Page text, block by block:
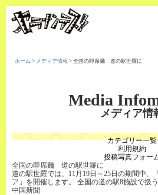
ホーム > メディア情報 > 全国の即席麺 道の駅世羅に
Media
メディア情
カテゴリー一覧
利用規約
投稿写真フォー
全国の即席麺 道の駅世羅に
道の駅世羅では、11月19日～25日の期間中、
ア」を開催します。 全国の道の駅8施設で扱
中国新聞